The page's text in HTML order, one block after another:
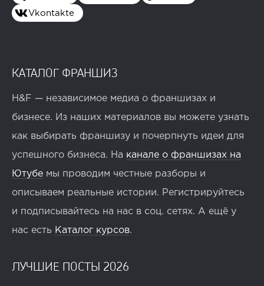
Vkontakte
КАТАЛОГ ФРАНШИЗ
H&F — независимое медиа о франшизах и
бизнесе. Из наших материалов вы можете узнать
как выбирать франшизу и почерпнуть идеи для
успешного бизнеса. На канале о франшизах на
Ютубе мы проводим честные разборы и
описываем реальные истории. Регистрируйтесь
и подписывайтесь на нас в соц. сетях. А ещё у
нас есть Каталог курсов.
ЛУЧШИЕ ПОСТЫ 2026